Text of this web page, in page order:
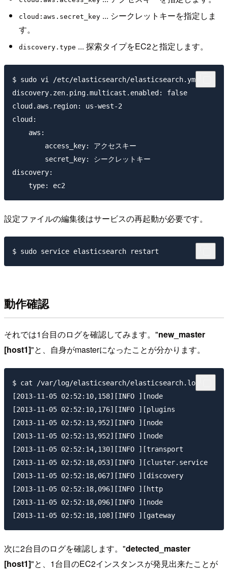
cloud:aws.secret_key... シークレットキーを指定しま
す。
discovery.type ... 探索タイプをEC2と指定します。
$ sudo vi /etc/elasticsearch/elasticsearch.yml
discovery.zen.ping.multicast.enabled: false
cloud.aws.region: us-west-2
cloud:
    aws:
        access_key: アクセスキー
        secret_key: シークレットキー
discovery:
設定ファイルの編集後はサービスの再起動が必要です。
動作確認
それでは1台目のログを確認してみます。"new_master
[host1]"と、自身がmasterになったことが分かります。
$ cat /var/log/elasticsearch/elasticsearch.log
[2013-11-05 02:52:10,158][INFO ][node
[2013-11-05 02:52:10,176][INFO ][plugins
[2013-11-05 02:52:13,952][INFO ][node
[2013-11-05 02:52:13,952][INFO ][node
[2013-11-05 02:52:14,130][INFO ][transport
[2013-11-05 02:52:18,053][INFO ][cluster.service
[2013-11-05 02:52:18,067][INFO ][discovery
[2013-11-05 02:52:18,096][INFO ][http
[2013-11-05 02:52:18,096][INFO ][node
次に2台目のログを確認します。"detected_master
[host1]"と、1台目のEC2インスタンスが発見出来たことが